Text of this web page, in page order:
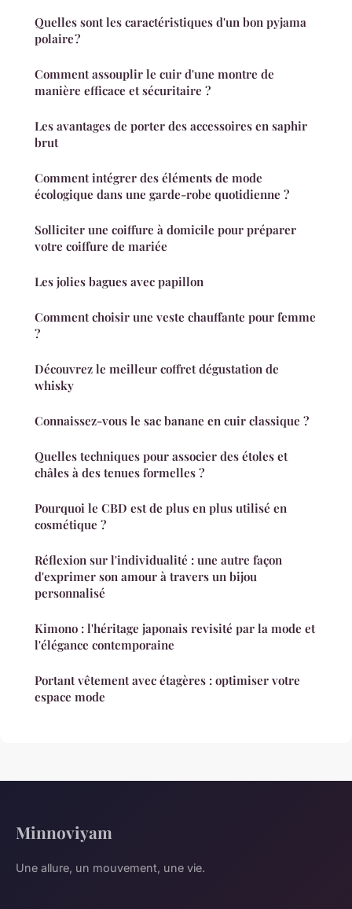
Quelles sont les caractéristiques d'un bon pyjama
polaire ?
Comment assouplir le cuir d'une montre de
manière efficace et sécuritaire ?
Les avantages de porter des accessoires en saphir
brut
Comment intégrer des éléments de mode
écologique dans une garde-robe quotidienne ?
Solliciter une coiffure à domicile pour préparer
votre coiffure de mariée
Les jolies bagues avec papillon
Comment choisir une veste chauffante pour femme
?
Découvrez le meilleur coffret dégustation de
whisky
Connaissez-vous le sac banane en cuir classique ?
Quelles techniques pour associer des étoles et
châles à des tenues formelles ?
Pourquoi le CBD est de plus en plus utilisé en
cosmétique ?
Réflexion sur l'individualité : une autre façon
d'exprimer son amour à travers un bijou
personnalisé
Kimono : l'héritage japonais revisité par la mode et
l'élégance contemporaine
Portant vêtement avec étagères : optimiser votre
espace mode
Minnoviyam
Une allure, un mouvement, une vie.